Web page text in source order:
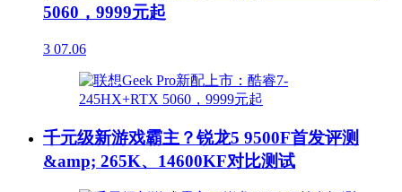
5060，9999元起
3 07.06
千元级新游戏霸主？锐龙5 9500F首发评测
&amp; 265K、14600KF对比测试